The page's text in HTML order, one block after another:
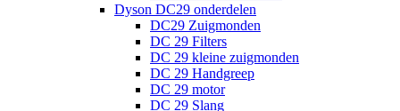
Dyson DC29 onderdelen
DC29 Zuigmonden
DC 29 Filters
DC 29 kleine zuigmonden
DC 29 Handgreep
DC 29 motor
DC 29 Slang